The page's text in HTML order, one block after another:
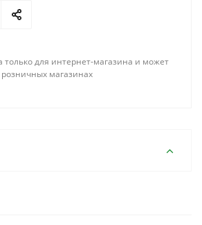
только для интернет-магазина и может
магазинах